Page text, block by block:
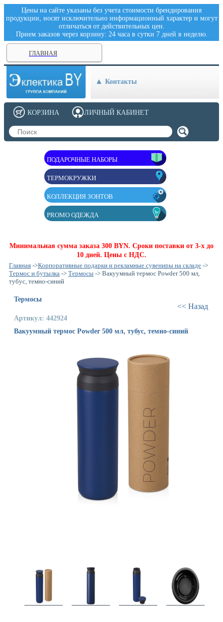
Цены на сайте указаны без учета стоимости брендирования
продукции, носят исключительно информационный характер и могут
отличаться от действительных цен.
Прием заказов через корзину: 24 часа в сутки 7 дней в неделю.
ГЛАВНАЯ
Контакты
ПОДАРОЧНЫЕ НАБОРЫ
ТЕРМОКРУЖКИ
КОЛЛЕКЦИЯ ЗОНТОВ
PROMO ОДЕЖДА
Минимальная сумма заказа 300 BYN. Сроки поставки от 3-х до
10 дней. Цены с НДС.
Главная ->Корпоративные подарки и рекламные сувениры на складе ->
Термос и бутылка -> Термосы -> Вакуумный термос Powder 500 мл,
тубус, темно-синий
<< Назад
Термосы
Артикул: 442924
Вакуумный термос Powder 500 мл, тубус, темно-синий
ЛИЧНЫЙ КАБИНЕТ
КОРЗИНА